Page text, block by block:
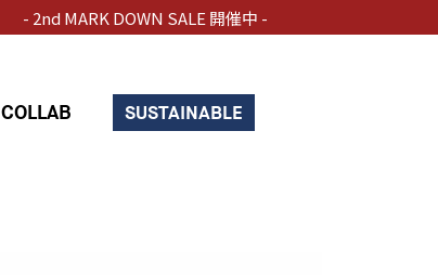
- 2nd MARK DOWN SALE 開催中 -
COLLAB SUSTAINABLE